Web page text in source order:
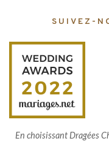
SUIVEZ-
En choisissant Dragées